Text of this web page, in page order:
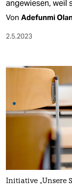
angewiesen, weil
Von Adefunmi
2.5.2023
Initiative „Unsere